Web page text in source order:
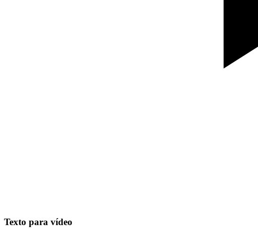
Texto para vídeo